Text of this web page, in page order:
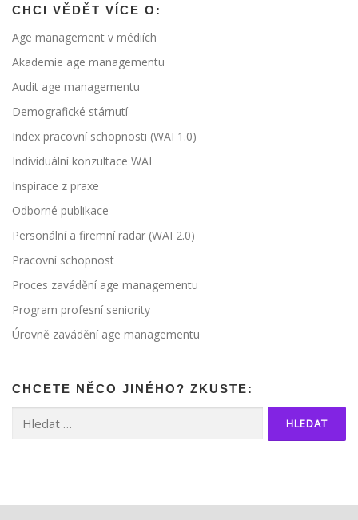
CHCI VĚDĚT VÍCE O:
Age management v médiích
Akademie age managementu
Audit age managementu
Demografické stárnutí
Index pracovní schopnosti (WAI 1.0)
Individuální konzultace WAI
Inspirace z praxe
Odborné publikace
Personální a firemní radar (WAI 2.0)
Pracovní schopnost
Proces zavádění age managementu
Program profesní seniority
Úrovně zavádění age managementu
CHCETE NĚCO JINÉHO? ZKUSTE: